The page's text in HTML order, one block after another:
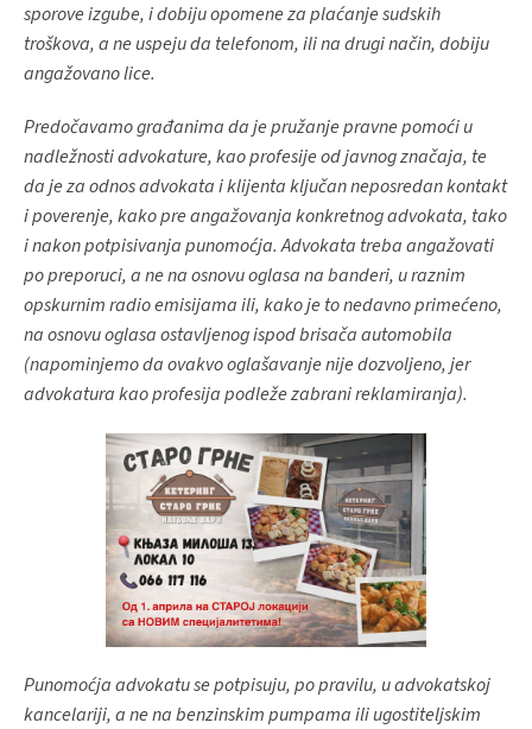
sporove izgube, i dobiju opomene za plaćanje sudskih
troškova, a ne uspeju da telefonom, ili na drugi način, dobiju
angažovano lice.
Predočavamo građanima da je pružanje pravne pomoći u
nadležnosti advokature, kao profesije od javnog značaja, te
da je za odnos advokata i klijenta ključan neposredan kontakt
i poverenje, kako pre angažovanja konkretnog advokata, tako
i nakon potpisivanja punomoćja. Advokata treba angažovati
po preporuci, a ne na osnovu oglasa na banderi, u raznim
opskurnim radio emisijama ili, kako je to nedavno primećeno,
na osnovu oglasa ostavljenog ispod brisača automobila
(napominjemo da ovakvo oglašavanje nije dozvoljeno, jer
advokatura kao profesija podleže zabrani reklamiranja).
Punomoćja advokatu se potpisuju, po pravilu, u advokatskoj
kancelariji, a ne na benzinskim pumpama ili ugostiteljskim